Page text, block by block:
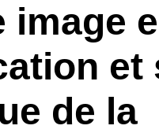
image
et
de la